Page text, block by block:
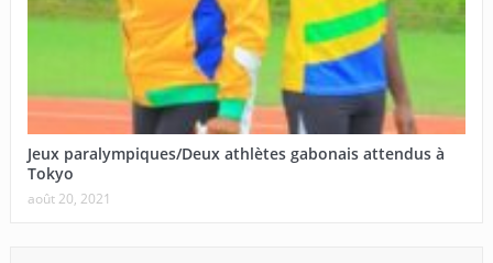
Jeux paralympiques/Deux athlètes gabonais attendus à
Tokyo
août 20, 2021